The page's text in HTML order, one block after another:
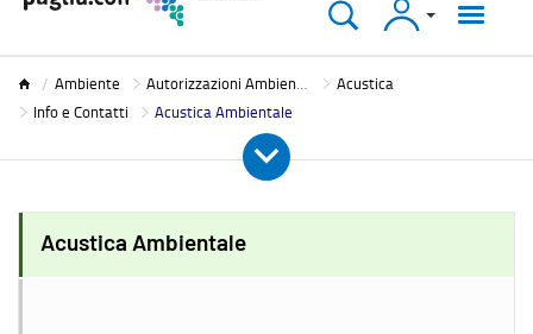
Accedi
Ambiente Autorizzazioni Ambientali
Acustica
Info e Contatti
Acustica Ambientale
Acustica Ambientale